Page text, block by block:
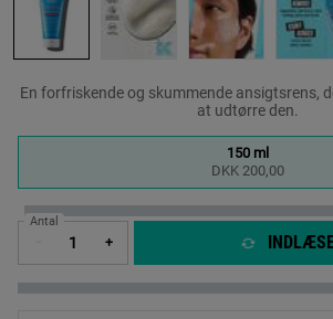
En forfriskende og skummende ansigtsrens,
at udtørre den.
Valgte
150 ml
DKK 200,00
, 1 of 1
Antal
+